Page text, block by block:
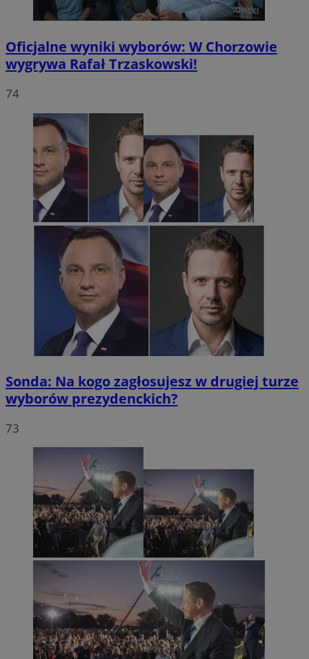
Oficjalne wyniki wyborów: W Chorzowie
wygrywa Rafał Trzaskowski!
74
Sonda: Na kogo zagłosujesz w drugiej turze
wyborów prezydenckich?
73